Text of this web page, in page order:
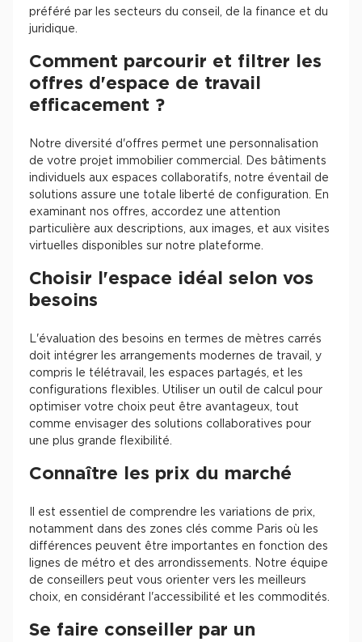
préféré par les secteurs du conseil, de la finance et du
juridique.
Comment parcourir et filtrer les
offres d'espace de travail
efficacement ?
Notre diversité d'offres permet une personnalisation
de votre projet immobilier commercial. Des bâtiments
individuels aux espaces collaboratifs, notre éventail de
solutions assure une totale liberté de configuration. En
examinant nos offres, accordez une attention
particulière aux descriptions, aux images, et aux visites
virtuelles disponibles sur notre plateforme.
Choisir l'espace idéal selon vos
besoins
L'évaluation des besoins en termes de mètres carrés
doit intégrer les arrangements modernes de travail, y
compris le télétravail, les espaces partagés, et les
configurations flexibles. Utiliser un outil de calcul pour
optimiser votre choix peut être avantageux, tout
comme envisager des solutions collaboratives pour
une plus grande flexibilité.
Connaître les prix du marché
Il est essentiel de comprendre les variations de prix,
notamment dans des zones clés comme Paris où les
différences peuvent être importantes en fonction des
lignes de métro et des arrondissements. Notre équipe
de conseillers peut vous orienter vers les meilleurs
choix, en considérant l'accessibilité et les commodités.
Se faire conseiller par un